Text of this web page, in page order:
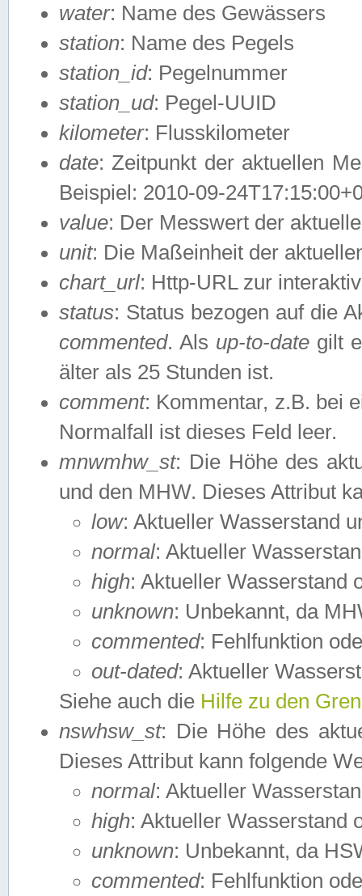
water: Name des Gewässers
station: Name des Pegels
station_id: Pegelnummer
station_ud: Pegel-UUID
kilometer: Flusskilometer
date: Zeitpunkt der aktuellen
Beispiel: 2010-09-
value: Der Messwert der
unit: Die Maßeinheit der
chart_url: Http-URL zur
status: Status bezogen auf die
commented. Als up-to-date gilt
älter als 25 Stunden ist.
comment: Kommentar, z.B. bei
Normalfall ist dieses Feld leer.
mnwmhw_st: Die Höhe des
und den MHW. Dieses Attribut
low: Aktueller Wasserstand
normal: Aktueller
high: Aktueller Wasserstand
unknown: Unbekannt, da
commented: Fehlfunktion
out-dated: Aktueller
Siehe auch die Hilfe zu den
nswhsw_st: Die Höhe des
Dieses Attribut kann folgende
normal: Aktueller
high: Aktueller Wasserstand
unknown: Unbekannt, da
commented: Fehlfunktion